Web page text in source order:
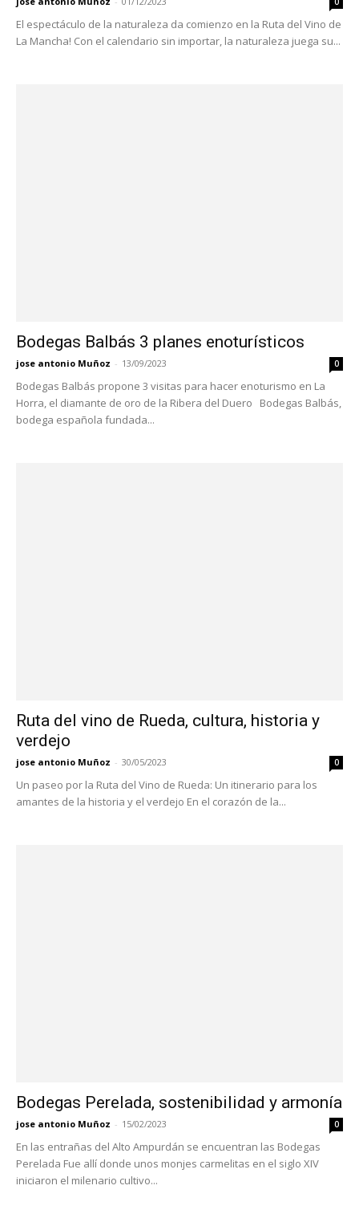
El espectáculo de la naturaleza da comienzo en la Ruta del Vino de
La Mancha! Con el calendario sin importar, la naturaleza juega su...
Bodegas Balbás 3 planes enoturísticos
jose antonio Muñoz - 13/09/2023 0
Bodegas Balbás propone 3 visitas para hacer enoturismo en La
Horra, el diamante de oro de la Ribera del Duero Bodegas Balbás,
bodega española fundada...
Ruta del vino de Rueda, cultura, historia y
verdejo
jose antonio Muñoz - 30/05/2023 0
Un paseo por la Ruta del Vino de Rueda: Un itinerario para los
amantes de la historia y el verdejo En el corazón de la...
Bodegas Perelada, sostenibilidad y armonía
jose antonio Muñoz - 15/02/2023 0
En las entrañas del Alto Ampurdán se encuentran las Bodegas
Perelada Fue allí donde unos monjes carmelitas en el siglo XIV
iniciaron el milenario cultivo...